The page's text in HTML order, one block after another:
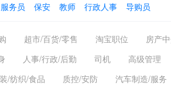
服务员 保安 教师 行政人事 导购员
超市/百货/零售 淘宝职位 房产
人事/行政/后勤 司机 高级管理
/纺织/食品 质控/安防 汽车制造/服务